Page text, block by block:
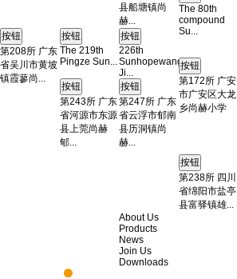
县船塘镇尚
赫...
第208所 广东
省吴川市黄坡
镇霞蓼尚...
The 219th
Pingze Sun...
226th
Sunhopewang
Ji...
第243所 广东
省河源市东源
县上莞尚赫
郇...
第247所 广东
省云浮市郁南
县历洞镇尚
赫...
The 80th
compound
Su...
第172所 广安
市广安区大龙
乡尚赫小学
第238所 四川
省绵阳市盐亭
县富驿镇雄...
About Us
Products
News
Join Us
Downloads